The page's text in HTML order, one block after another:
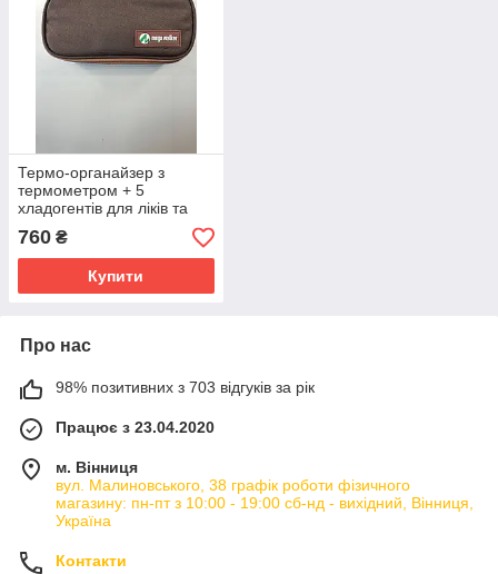
Термо-органайзер з
термометром + 5
хладогентів для ліків та
інсуліну коричневий, Mega
Walker
760 ₴
Купити
Про нас
98% позитивних з 703 відгуків за рік
Працює з 23.04.2020
м. Вінниця
вул. Малиновського, 38 графік роботи фізичного
магазину: пн-пт з 10:00 - 19:00 сб-нд - вихідний, Вінниця,
Україна
Контакти